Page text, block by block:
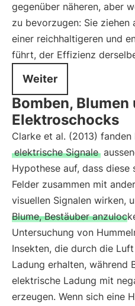
gegenüber näheren, aber
zu bevorzugen: Sie ziehen
einer reichhaltigeren und
führt, der Effizienz
Weiter
Bomben, Blumen
Elektroschocks
Clarke et al. (2013) fanden
elektrische Signale
Hypothese auf, dass diese
Felder zusammen mit
visuellen Signalen wirken,
Blume, Bestäuber
Untersuchung von
Insekten, die durch die
Ladung erhalten, während
elektrische Ladung mit
erzeugen. Wenn sich eine